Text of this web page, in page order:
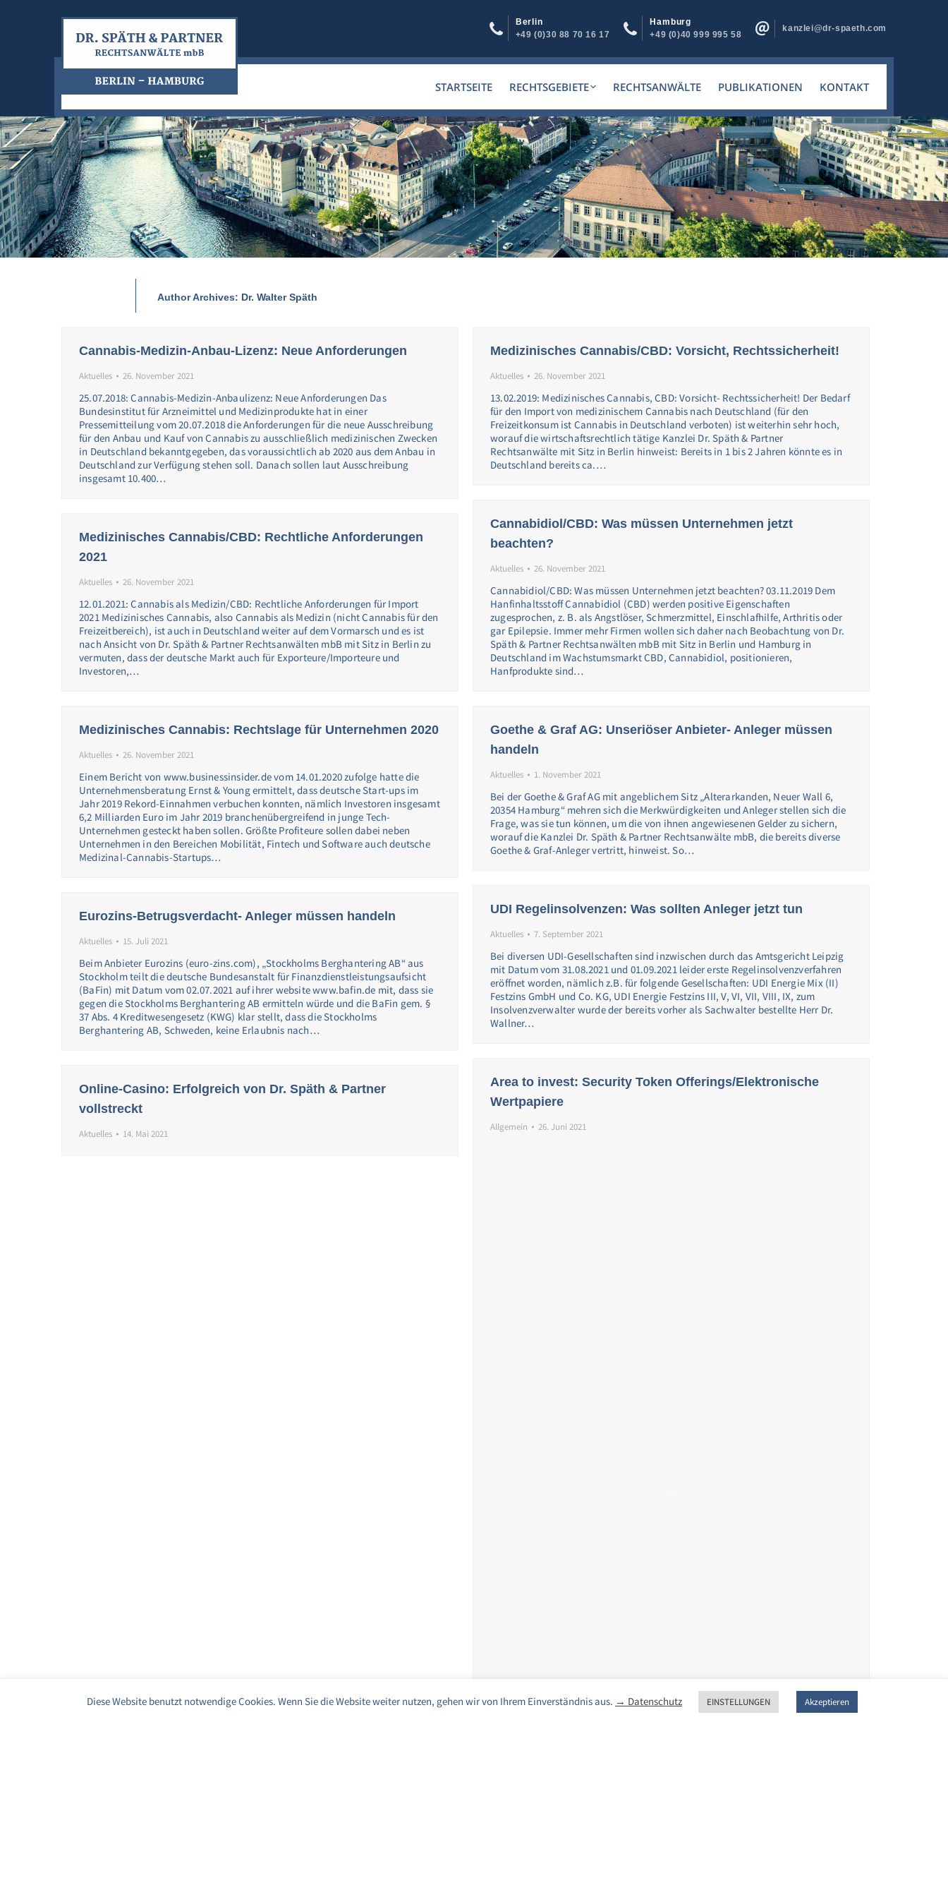
Berlin
+49 (0)30 88 70 16 17
Hamburg
+49 (0)40 999 995 58
kanzlei@dr-spaeth.com
STARTSEITE RECHTSGEBIETE RECHTSANWÄLTE PUBLIKATIONEN KONTAKT
Author Archives: Dr. Walter Späth
Cannabis-Medizin-Anbau-Lizenz: Neue Anforderungen
Aktuelles 26. November 2021
25.07.2018: Cannabis-Medizin-Anbaulizenz: Neue Anforderungen Das
Bundesinstitut für Arzneimittel und Medizinprodukte hat in einer
Pressemitteilung vom 20.07.2018 die Anforderungen für die neue Ausschreibung
für den Anbau und Kauf von Cannabis zu ausschließlich medizinischen Zwecken
in Deutschland bekanntgegeben, das voraussichtlich ab 2020 aus dem Anbau in
Deutschland zur Verfügung stehen soll. Danach sollen laut Ausschreibung
insgesamt 10.400…
Medizinisches Cannabis/CBD: Vorsicht, Rechtssicherheit!
Aktuelles 26. November 2021
13.02.2019: Medizinisches Cannabis, CBD: Vorsicht- Rechtssicherheit! Der Bedarf
für den Import von medizinischem Cannabis nach Deutschland (für den
Freizeitkonsum ist Cannabis in Deutschland verboten) ist weiterhin sehr hoch,
worauf die wirtschaftsrechtlich tätige Kanzlei Dr. Späth & Partner
Rechtsanwälte mit Sitz in Berlin hinweist: Bereits in 1 bis 2 Jahren könnte es in
Deutschland bereits ca.…
Cannabidiol/CBD: Was müssen Unternehmen jetzt
beachten?
Aktuelles 26. November 2021
Cannabidiol/CBD: Was müssen Unternehmen jetzt beachten? 03.11.2019 Dem
Hanfinhaltsstoff Cannabidiol (CBD) werden positive Eigenschaften
zugesprochen, z. B. als Angstlöser, Schmerzmittel, Einschlafhilfe, Arthritis oder
gar Epilepsie. Immer mehr Firmen wollen sich daher nach Beobachtung von Dr.
Späth & Partner Rechtsanwälten mbB mit Sitz in Berlin und Hamburg in
Deutschland im Wachstumsmarkt CBD, Cannabidiol, positionieren,
Hanfprodukte sind…
Medizinisches Cannabis/CBD: Rechtliche Anforderungen
2021
Aktuelles 26. November 2021
12.01.2021: Cannabis als Medizin/CBD: Rechtliche Anforderungen für Import
2021 Medizinisches Cannabis, also Cannabis als Medizin (nicht Cannabis für den
Freizeitbereich), ist auch in Deutschland weiter auf dem Vormarsch und es ist
nach Ansicht von Dr. Späth & Partner Rechtsanwälten mbB mit Sitz in Berlin zu
vermuten, dass der deutsche Markt auch für Exporteure/Importeure und
Investoren,…
Medizinisches Cannabis: Rechtslage für Unternehmen 2020
Aktuelles 26. November 2021
Einem Bericht von www.businessinsider.de vom 14.01.2020 zufolge hatte die
Unternehmensberatung Ernst & Young ermittelt, dass deutsche Start-ups im
Jahr 2019 Rekord-Einnahmen verbuchen konnten, nämlich Investoren insgesamt
6,2 Milliarden Euro im Jahr 2019 branchenübergreifend in junge Tech-
Unternehmen gesteckt haben sollen. Größte Profiteure sollen dabei neben
Unternehmen in den Bereichen Mobilität, Fintech und Software auch deutsche
Medizinal-Cannabis-Startups…
Goethe & Graf AG: Unseriöser Anbieter- Anleger müssen
handeln
Aktuelles 1. November 2021
Bei der Goethe & Graf AG mit angeblichem Sitz „Alterarkanden, Neuer Wall 6,
20354 Hamburg“ mehren sich die Merkwürdigkeiten und Anleger stellen sich die
Frage, was sie tun können, um die von ihnen angewiesenen Gelder zu sichern,
worauf die Kanzlei Dr. Späth & Partner Rechtsanwälte mbB, die bereits diverse
Goethe & Graf-Anleger vertritt, hinweist. So…
UDI Regelinsolvenzen: Was sollten Anleger jetzt tun
Aktuelles 7. September 2021
Bei diversen UDI-Gesellschaften sind inzwischen durch das Amtsgericht Leipzig
mit Datum vom 31.08.2021 und 01.09.2021 leider erste Regelinsolvenzverfahren
eröffnet worden, nämlich z.B. für folgende Gesellschaften: UDI Energie Mix (II)
Festzins GmbH und Co. KG, UDI Energie Festzins III, V, VI, VII, VIII, IX, zum
Insolvenzverwalter wurde der bereits vorher als Sachwalter bestellte Herr Dr.
Wallner…
Eurozins-Betrugsverdacht- Anleger müssen handeln
Aktuelles 15. Juli 2021
Beim Anbieter Eurozins (euro-zins.com), „Stockholms Berghantering AB“ aus
Stockholm teilt die deutsche Bundesanstalt für Finanzdienstleistungsaufsicht
(BaFin) mit Datum vom 02.07.2021 auf ihrer website www.bafin.de mit, dass sie
gegen die Stockholms Berghantering AB ermitteln würde und die BaFin gem. §
37 Abs. 4 Kreditwesengesetz (KWG) klar stellt, dass die Stockholms
Berghantering AB, Schweden, keine Erlaubnis nach…
Area to invest: Security Token Offerings/Elektronische
Wertpapiere
Allgemein 26. Juni 2021
Online-Casino: Erfolgreich von Dr. Späth & Partner
vollstreckt
Aktuelles 14. Mai 2021
Diese Website benutzt notwendige Cookies. Wenn Sie die Website weiter nutzen, gehen wir von Ihrem Einverständnis aus. → Datenschutz EINSTELLUNGEN Akzeptieren